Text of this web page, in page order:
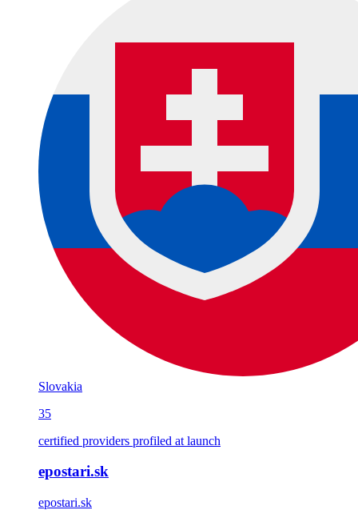
Slovakia
35
certified providers profiled at launch
epostari.sk
epostari.sk